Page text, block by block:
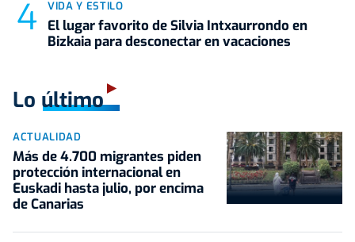
VIDA Y ESTILO
El lugar favorito de Silvia Intxaurrondo en
Bizkaia para desconectar en vacaciones
Lo último
ACTUALIDAD
Más de 4.700 migrantes piden
protección internacional en
Euskadi hasta julio, por encima
de Canarias